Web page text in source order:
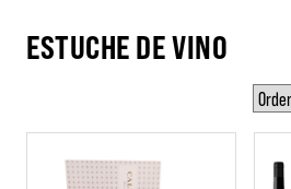
ESTUCHE DE VINO